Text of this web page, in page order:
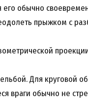
обычно
прыжком с
Для круговой
враги обычно не